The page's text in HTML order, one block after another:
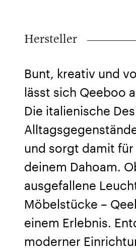
Hersteller
Bunt, kreativ und
lässt sich Qeeboo
Die italienische
und sorgt damit
deinem Dahoam.
ausgefallene
Möbelstücke –
einem Erlebnis.
moderner